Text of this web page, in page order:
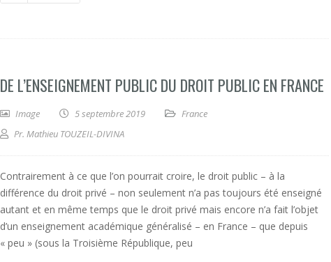
DE L’ENSEIGNEMENT PUBLIC DU DROIT PUBLIC EN FRANCE
Image 5 septembre 2019
France
Pr. Mathieu TOUZEIL-DIVINA
Contrairement à ce que l’on pourrait croire, le droit public – à la
différence du droit privé – non seulement n’a pas toujours été enseigné
autant et en même temps que le droit privé mais encore n’a fait l’objet
d’un enseignement académique généralisé – en France – que depuis
« peu » (sous la Troisième République, peu